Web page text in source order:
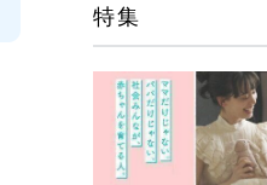
特集